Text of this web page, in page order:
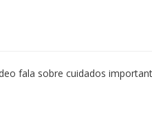
fala sobre cuidados